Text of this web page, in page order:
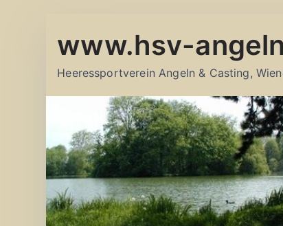
Inhalt
www.hsv-
Heeressportverein Angeln & Casting,